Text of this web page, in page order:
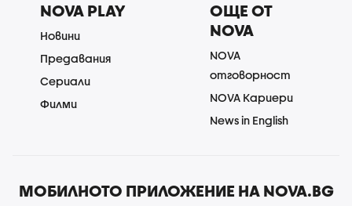
NOVA PLAY
Новини
Предавания
Сериали
Филми
ОЩЕ ОТ
NOVA
NOVA
отговорност
NOVA Кариери
News in English
МОБИЛНОТО ПРИЛОЖЕНИЕ НА NOVA.BG